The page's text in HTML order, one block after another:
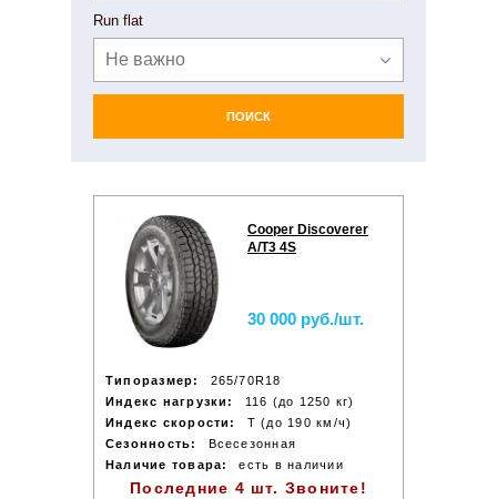
Run flat
Не важно
ПОИСК
Cooper Discoverer
A/T3 4S
30 000 руб./шт.
Типоразмер:
265/70R18
Индекс нагрузки:
116 (до 1250 кг)
Индекс скорости:
T (до 190 км/ч)
Сезонность:
Всесезонная
Наличие товара:
есть в наличии
Последние 4 шт. Звоните!